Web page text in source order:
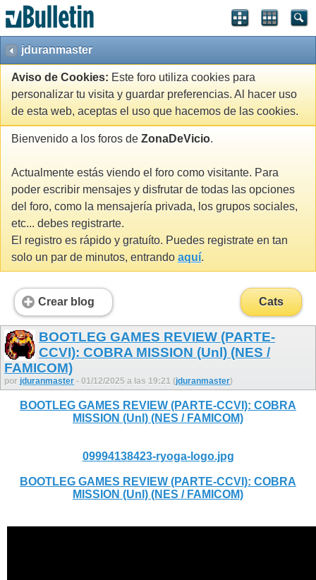
jduranmaster
Aviso de Cookies: Este foro utiliza cookies para
personalizar tu visita y guardar preferencias. Al hacer uso
de esta web, aceptas el uso que hacemos de las cookies.
Bienvenido a los foros de ZonaDeVicio.
Actualmente estás viendo el foro como visitante. Para
poder escribir mensajes y disfrutar de todas las opciones
del foro, como la mensajería privada, los grupos sociales,
etc... debes registrarte.
El registro es rápido y gratuíto. Puedes registrate en tan
solo un par de minutos, entrando aquí.
Crear blog Cats
BOOTLEG GAMES REVIEW (PARTE-
CCVI): COBRA MISSION (Unl) (NES /
FAMICOM)
por jduranmaster - 01/12/2025 a las 19:21 (jduranmaster)
BOOTLEG GAMES REVIEW (PARTE-CCVI): COBRA
MISSION (Unl) (NES / FAMICOM)
09994138423-ryoga-logo.jpg
BOOTLEG GAMES REVIEW (PARTE-CCVI): COBRA
MISSION (Unl) (NES / FAMICOM)